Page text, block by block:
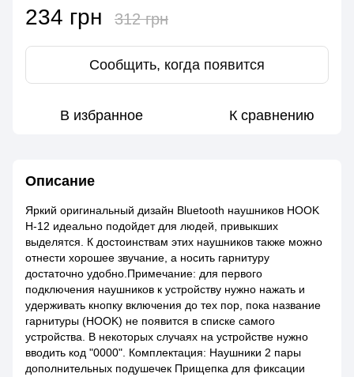
234 грн 312 грн
Сообщить, когда появится
В избранное К сравнению
Описание
Яркий оригинальный дизайн Bluetooth наушников HOOK
H-12 идеально подойдет для людей, привыкших
выделятся. К достоинствам этих наушников также можно
отнести хорошее звучание, а носить гарнитуру
достаточно удобно.Примечание: для первого
подключения наушников к устройству нужно нажать и
удерживать кнопку включения до тех пор, пока название
гарнитуры (HOOK) не появится в списке самого
устройства. В некоторых случаях на устройстве нужно
вводить код "0000". Комплектация: Наушники 2 пары
дополнительных подушечек Прищепка для фиксации